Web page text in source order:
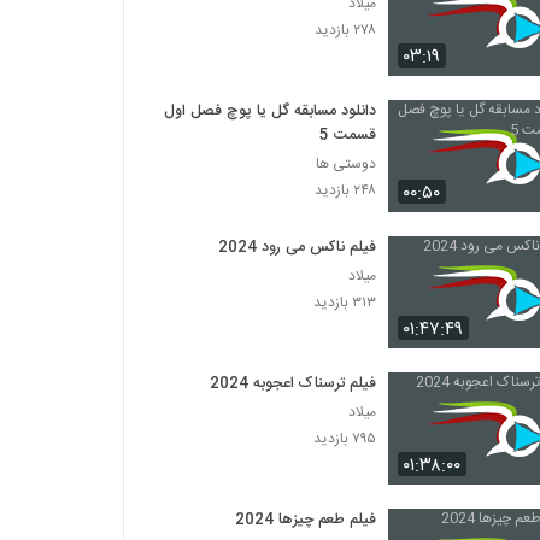
۰۳:۱۹
۲۷۸ بازدید
۰۰:۵۰
دانلود مسابقه گل یا پوچ فصل اول
قسمت 5
دوستی ها
۲۴۸ بازدید
۰۱:۴۷:۴۹
فیلم ناکس می رود 2024
میلاد
۳۱۳ بازدید
۰۱:۳۸:۰۰
فیلم ترسناک اعجوبه 2024
میلاد
۷۹۵ بازدید
فیلم طعم چیزها 2024